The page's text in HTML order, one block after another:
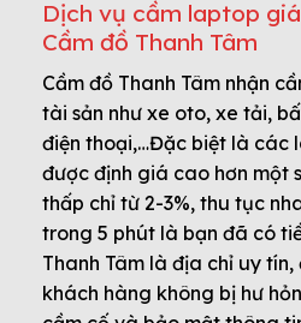
Dịch vụ cầm laptop
Cầm đồ Thanh Tâm
Cầm đồ Thanh Tâm nhận
tài sản như xe oto, xe tải,
điện thoại,…Đặc biệt là các
được định giá cao hơn một
thấp chỉ từ 2-3%, thu tục
trong 5 phút là bạn đã có
Thanh Tâm là địa chỉ uy
khách hàng không bị hư